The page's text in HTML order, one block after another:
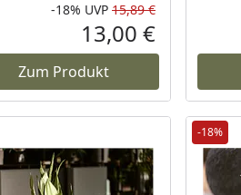
Preis Rabatt in
-18% UVP 15,89 €
Aktueller
13,00 €
Zum Produkt
-18%